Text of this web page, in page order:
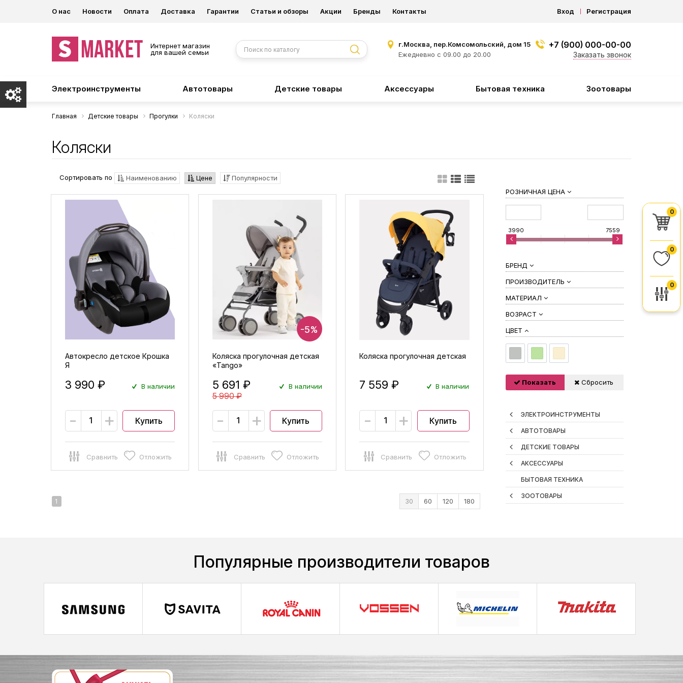
О нас Новости Оплата Доставка Гарантии Статьи и обзоры Акции Бренды Контакты Вход Регистрация
Интернет магазин
для вашей семьи
г.Москва, пер.Комсомольский, дом 15
Ежедневно с 09.00 до 20.00
+7 (900) 000-00-00
Заказать звонок
Электроинструменты Автотовары Детские товары Аксессуары Бытовая техника Зоотовары
Главная Детские товары Прогулки Коляски
Коляски
РОЗНИЧНАЯ ЦЕНА
3990 7559
БРЕНД
ПРОИЗВОДИТЕЛЬ
МАТЕРИАЛ
ВОЗРАСТ
ЦВЕТ
Показать Сбросить
ЭЛЕКТРОИНСТРУМЕНТЫ
АВТОТОВАРЫ
ДЕТСКИЕ ТОВАРЫ
АКСЕССУАРЫ
БЫТОВАЯ ТЕХНИКА
ЗООТОВАРЫ
Сортировать по Наименованию Цене Популярности
Автокресло детское Крошка
Я
3 990 ₽ В наличии
- + Купить
Сравнить Отложить
-5%
Коляска прогулочная детская
«Tango»
5 691 ₽
5 990 ₽
В наличии
- + Купить
Сравнить Отложить
Коляска прогулочная детская
7 559 ₽ В наличии
- + Купить
Сравнить Отложить
1 30 60 120 180
Популярные производители товаров
0
0
0